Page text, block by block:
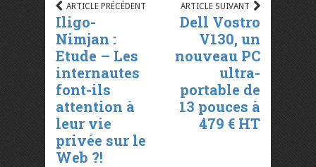
ARTICLE PRÉCÉDENT
Iligo-
Nimjan :
Etude – Les
internautes
font-ils
attention à
leur vie
privée sur le
Web ?!
ARTICLE SUIVANT
Dell Vostro
V130, un
nouveau PC
ultra-
portable de
13 pouces à
479 € HT